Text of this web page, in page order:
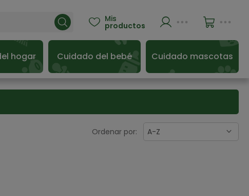
 Mis
productos
hogar Cuidado del bebé Cuidado mascotas
Ordenar por: A-Z